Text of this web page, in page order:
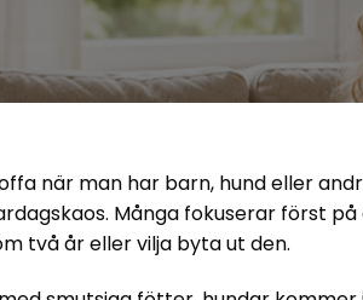
när man har barn, hund eller
Många fokuserar först
två år eller vilja byta ut den.